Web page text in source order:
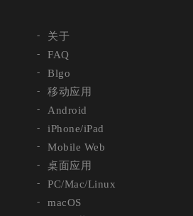
关于
FAQ
Blgo
移动应用
Android
iPhone/iPad
Mobile Web
桌面应用
PC/Mac/Linux
macOS